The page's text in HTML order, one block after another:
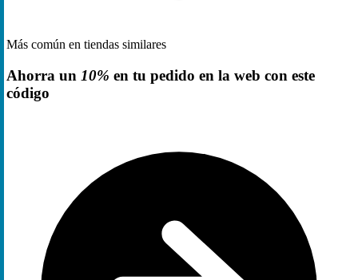
Más común en tiendas similares
Ahorra un 10% en tu pedido en la web con este
código